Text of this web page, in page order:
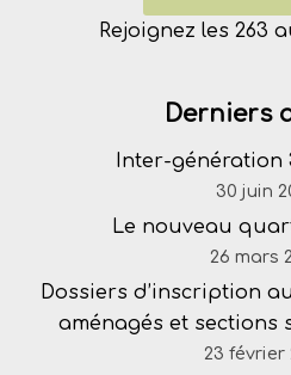
Rejoignez les 263
Derniers
Inter-génération
30 juin
Le nouveau
26 mars
Dossiers d’inscription
aménagés et sections
23 février